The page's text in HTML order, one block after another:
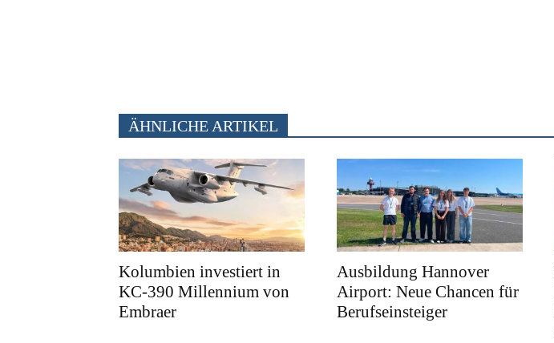
ÄHNLICHE ARTIKEL
Kolumbien investiert in
KC-390 Millennium von
Embraer
Ausbildung Hannover
Airport: Neue Chancen für
Berufseinsteiger